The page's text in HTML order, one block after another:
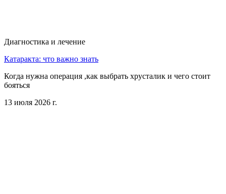
Диагностика и лечение
Катаракта: что важно знать
Когда нужна операция ,как выбрать хрусталик и чего стоит
бояться
13 июля 2026 г.